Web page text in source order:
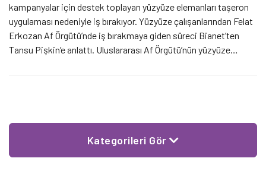
kampanyalar için destek toplayan yüzyüze elemanları taşeron
uygulaması nedeniyle iş bırakıyor. Yüzyüze çalışanlarından Felat
Erkozan Af Örgütü’nde iş bırakmaya giden süreci Bianet’ten
Tansu Pişkin’e anlattı. Uluslararası Af Örgütü’nün yüzyüze
Örgütü’nün çalışmalarını anlatan ve kampanyaların devamı için
Kategorileri Gör